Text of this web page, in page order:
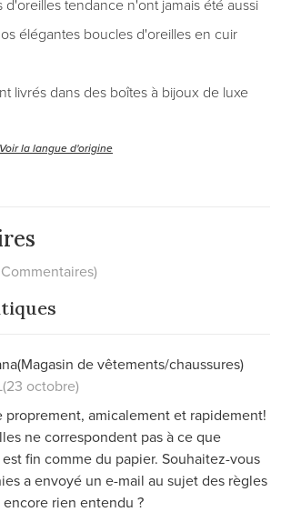
d'oreilles tendance n'ont jamais été aussi
élégantes boucles d'oreilles en cuir
livrés dans des boîtes à bijoux de luxe
Voir la langue d'origine
(Magasin de vêtements/chaussures)
(23 octobre)
proprement, amicalement et rapidement!
ne correspondent pas à ce que
fin comme du papier. Souhaitez-vous
a envoyé un e-mail au sujet des règles
rien entendu ?